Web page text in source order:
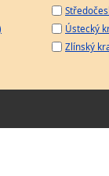
Ústecký
Zlínský